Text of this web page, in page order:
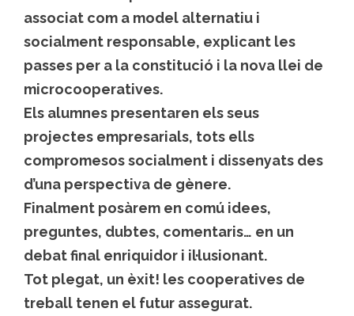
associat com a model alternatiu i
socialment responsable, explicant les
passes per a la constitució i la nova llei de
microcooperatives.
Els alumnes presentaren els seus
projectes empresarials, tots ells
compromesos socialment i dissenyats des
d’una perspectiva de gènere.
Finalment posàrem en comú idees,
preguntes, dubtes, comentaris… en un
debat final enriquidor i il·lusionant.
Tot plegat, un èxit! les cooperatives de
treball tenen el futur assegurat.